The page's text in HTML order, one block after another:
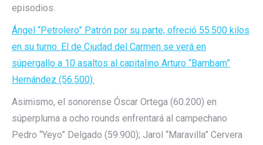
episodios.
Ángel “Petrolero” Patrón por su parte, ofreció 55.500 kilos
en su turno. El de Ciudad del Carmen se verá en
súpergallo a 10 asaltos al capitalino Arturo “Bambam”
Hernández (56.500).
Asimismo, el sonorense Óscar Ortega (60.200) en
súperpluma a ocho rounds enfrentará al campechano
Pedro “Yeyo” Delgado (59.900); Jarol “Maravilla” Cervera